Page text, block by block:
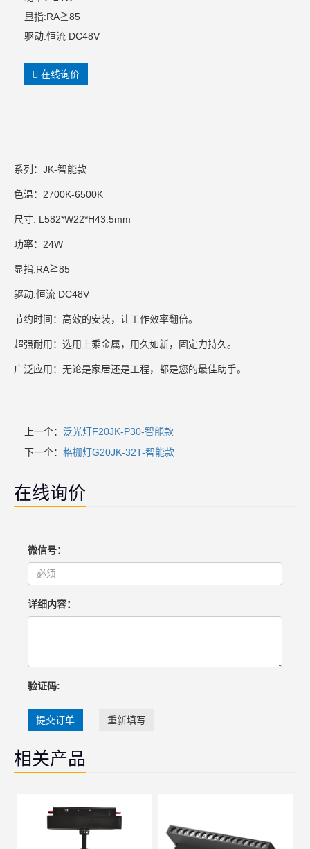
显指:RA≧85
驱动:恒流 DC48V
在线询价
系列：JK-智能款
色温：2700K-6500K
尺寸: L582*W22*H43.5mm
功率：24W
显指:RA≧85
驱动:恒流 DC48V
节约时间：高效的安装，让工作效率翻倍。
超强耐用：选用上乘金属，用久如新，固定力持久。
广泛应用：无论是家居还是工程，都是您的最佳助手。
上一个： 泛光灯F20JK-P30-智能款
下一个： 格栅灯G20JK-32T-智能款
在线询价
微信号：
详细内容：
验证码:
提交订单 重新填写
相关产品